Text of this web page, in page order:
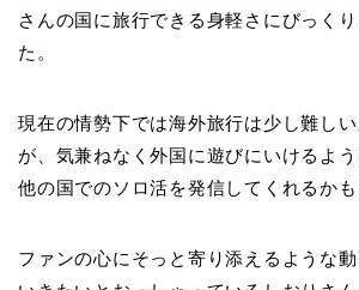
さんの国に旅行できる身軽さにびっく
た。
現在の情勢下では海外旅行は少し難し
が、気兼ねなく外国に遊びにいけるよ
他の国でのソロ活を発信してくれるかも
ファンの心にそっと寄り添えるような